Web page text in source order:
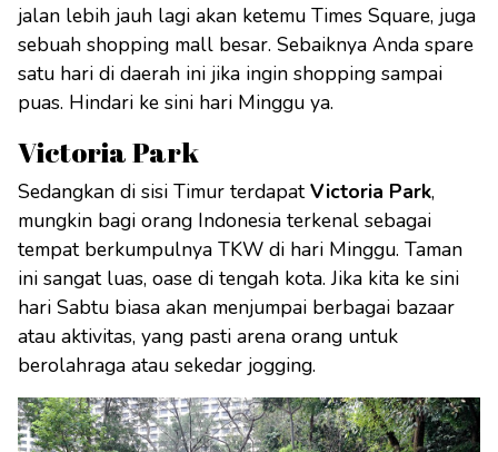
jalan lebih jauh lagi akan ketemu Times Square, juga
sebuah shopping mall besar. Sebaiknya Anda spare
satu hari di daerah ini jika ingin shopping sampai
puas. Hindari ke sini hari Minggu ya.
Victoria Park
Sedangkan di sisi Timur terdapatVictoria Park,
mungkin bagi orang Indonesia terkenal sebagai
tempat berkumpulnya TKW di hari Minggu. Taman
ini sangat luas, oase di tengah kota. Jika kita ke sini
hari Sabtu biasa akan menjumpai berbagai bazaar
atau aktivitas, yang pasti arena orang untuk
berolahraga atau sekedar jogging.